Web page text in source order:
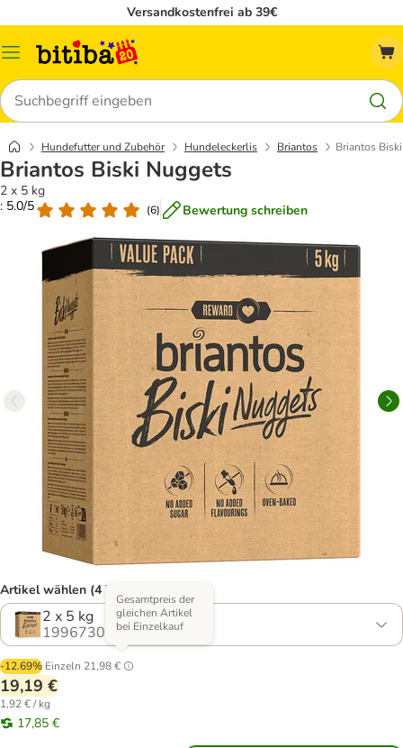
Versandkostenfrei ab 39€
Menü
Suchen
Hundefutter und Zubehör Hundeleckerlis Briantos Briantos
Briantos Biski Nuggets
2 x 5 kg
: 5.0/5
(6) Bewertung schreiben
Artikel wählen (4 Varianten)
2 x 5 kg
1996730.1
-12.69% Einzeln 21,98 €
Gesamtpreis der
gleichen Artikel
bei Einzelkauf
19,19 €
1,92 € / kg
17,85 €